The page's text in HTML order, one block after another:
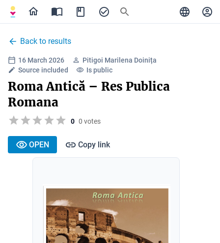
Back to results
16 March 2026
Pitigoi Marilena Doinița
Source included
Is public
Roma Antică – Res Publica
Romana
0 0 votes
OPEN Copy link